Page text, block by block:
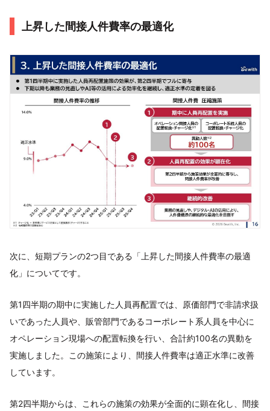
上昇した間接人件費率の最適化
次に、短期プランの2つ目である「上昇した間接人件費率の最適
化」についてです。
第1四半期の期中に実施した人員再配置では、原価部門で非請求扱
いであった人員や、販管部門であるコーポレート系人員を中心に
オペレーション現場への配置転換を行い、合計約100名の異動を
実施しました。この施策により、間接人件費率は適正水準に改善
しています。
第2四半期からは、これらの施策の効果が全面的に顕在化し、間接